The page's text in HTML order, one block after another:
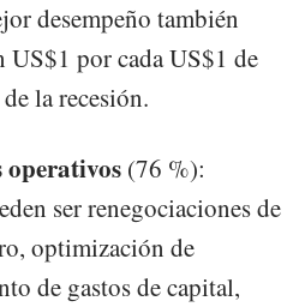
desempeño también
US$1 por cada US$1 de
la recesión.
operativos (76 %):
ser renegociaciones de
optimización de
de gastos de capital,